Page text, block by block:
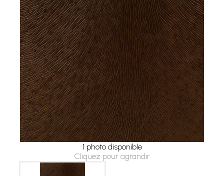
1 photo disponible
Cliquez pour agrandir